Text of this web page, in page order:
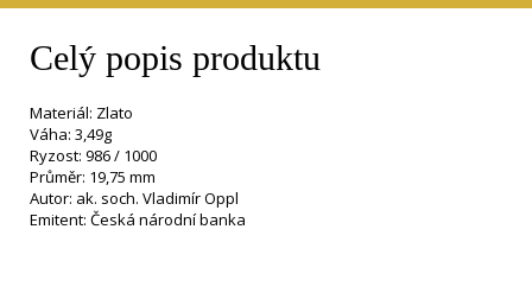
Celý popis produktu
Materiál: Zlato
Váha: 3,49g
Ryzost: 986 / 1000
Průměr: 19,75 mm
Autor: ak. soch. Vladimír Oppl
Emitent: Česká národní banka